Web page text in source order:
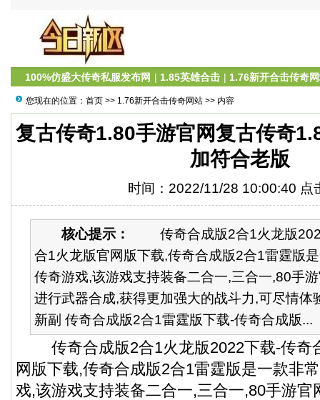
100%仿盛大传奇私服发布网 | 1.85英雄合击 | 1.76新开合击传奇
您现在的位置： 首页 >> 1.76新开合击传奇网站 >> 内容
复古传奇1.80手游官网复古传奇
加符合老版
时间：2022/11/28 10:00:40 点
核心提示：
传奇合成版2合1火龙版
合1火龙版官网版下载,传奇合成版2合1雷霆版
传奇游戏,该游戏支持装备二合一,三合一,80手
进行武器合成,获得更加强大的战斗力,可尽情体
新副 传奇合成版2合1雷霆版下载-传奇合成版...
传奇合成版2合1火龙版2022下载-传奇
网版下载,传奇合成版2合1雷霆版是一款非
戏,该游戏支持装备二合一,三合一,80手游官